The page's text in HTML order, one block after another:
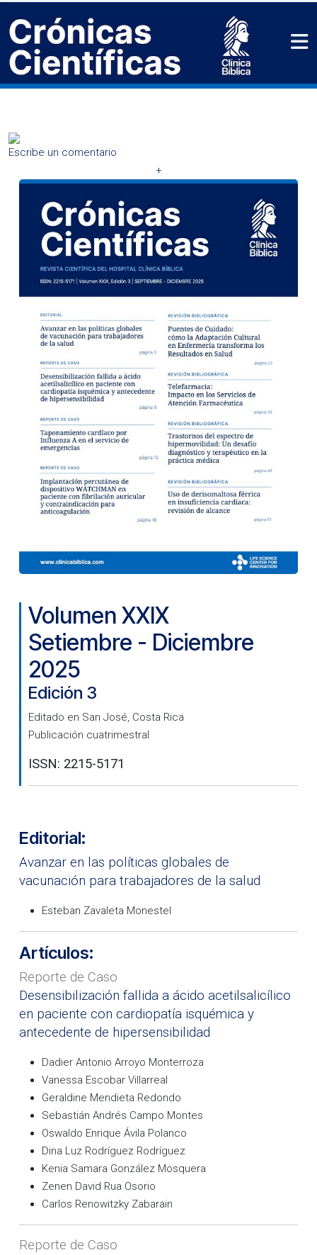
Escribe un comentario
+
Volumen XXIX
Setiembre - Diciembre
2025
Edición 3
Editado en San José, Costa Rica
Publicación cuatrimestral
ISSN: 2215-5171
Editorial:
Avanzar en las políticas globales de
vacunación para trabajadores de la salud
Esteban Zavaleta Monestel
Artículos:
Reporte de Caso
Desensibilización fallida a ácido acetilsalicílico
en paciente con cardiopatía isquémica y
antecedente de hipersensibilidad
Dadier Antonio Arroyo Monterroza
Vanessa Escobar Villarreal
Geraldine Mendieta Redondo
Sebastián Andrés Campo Montes
Oswaldo Enrique Ávila Polanco
Dina Luz Rodríguez Rodríguez
Kenia Samara González Mosquera
Zenen David Rua Osorio
Carlos Renowitzky Zabarain
Reporte de Caso